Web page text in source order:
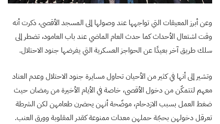
وعن أبرز المعيقات التي تواجهها عند وصولها إلى المسجد الأقصى، ذكرت أنه
وقت اشتعال الأحداث كما حدث العام الماضي عند باب العامود، تضطر إلى
سلك طريق آخر بعيدًا عن الحواجز العسكرية التي يفرضها جنود الاحتلال.
وتشير إلى أنها في كثير من الأحيان تحاول مسايرة جنود الاحتلال وعدم العناد
معهم لتتمكّن من دخول الأقصى، خاصة في الأيام الأخيرة من رمضان حيث
ضغط العمل بسبب الازدحام، موضّحة أنهن يحضرن طعامهن لكن الشرطة
تعرقل دخولهن بحجّة حملهن معدات ممنوعة كقدر المقلوبة وورق العنب.